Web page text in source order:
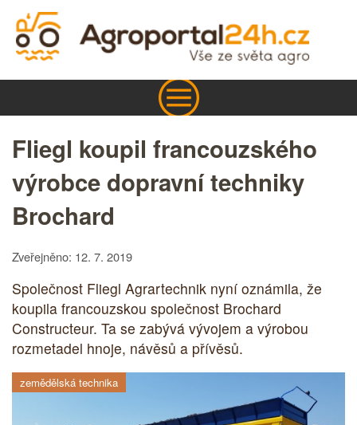
Fliegl koupil francouzského
výrobce dopravní techniky
Brochard
Zveřejněno: 12. 7. 2019
Společnost Fliegl Agrartechnik nyní oznámila, že
koupila francouzskou společnost Brochard
Constructeur. Ta se zabývá vývojem a výrobou
rozmetadel hnoje, návěsů a přívěsů.
zemědělská technika